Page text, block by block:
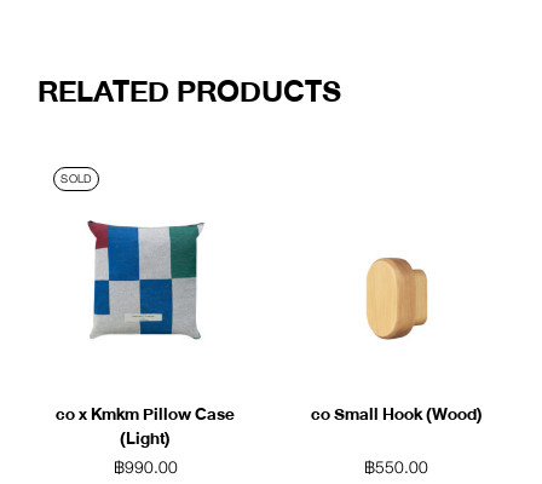
RELATED PRODUCTS
SOLD
co x Kmkm Pillow Case
(Light)
฿990.00
co Small Hook (Wood)
฿550.00